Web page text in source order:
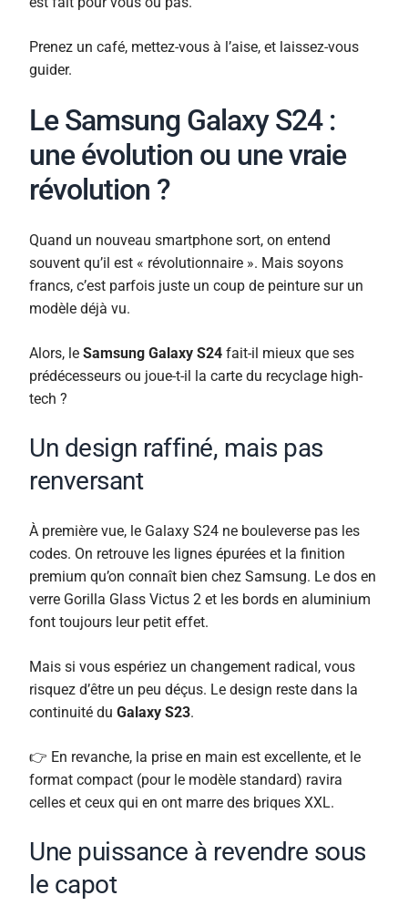
Prenez un café, mettez-vous à l’aise, et laissez-vous
guider.
Le Samsung Galaxy S24 :
une évolution ou une vraie
révolution ?
Quand un nouveau smartphone sort, on entend
souvent qu’il est « révolutionnaire ». Mais soyons
francs, c’est parfois juste un coup de peinture sur un
modèle déjà vu.
Alors, le Samsung Galaxy S24 fait-il mieux que ses
prédécesseurs ou joue-t-il la carte du recyclage high-
tech ?
Un design raffiné, mais pas
renversant
À première vue, le Galaxy S24 ne bouleverse pas les
codes. On retrouve les lignes épurées et la finition
premium qu’on connaît bien chez Samsung. Le dos en
verre Gorilla Glass Victus 2 et les bords en aluminium
font toujours leur petit effet.
Mais si vous espériez un changement radical, vous
risquez d’être un peu déçus. Le design reste dans la
continuité du Galaxy S23.
👉 En revanche, la prise en main est excellente, et le
format compact (pour le modèle standard) ravira
celles et ceux qui en ont marre des briques XXL.
Une puissance à revendre sous
le capot